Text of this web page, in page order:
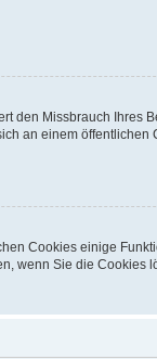
den Missbrauch Ihres
an einem öffentlichen
Cookies einige
wenn Sie die Cookies